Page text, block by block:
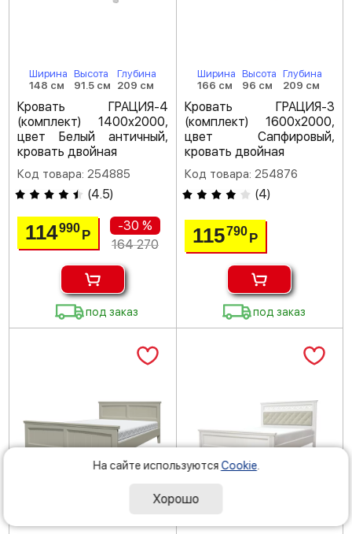
Ширина
148 см
Высота
91.5 см
Глубина
209 см
Кровать ГРАЦИЯ-4
(комплект) 1400х2000,
цвет Белый античный,
кровать двойная
Код товара: 254885
(4.5)
114990Р
-30 %
164 270
под заказ
Ширина
166 см
Высота
96 см
Глубина
209 см
Кровать ГРАЦИЯ-3
(комплект) 1600х2000,
цвет Сапфировый,
кровать двойная
Код товара: 254876
(4)
115790 Р
под заказ
На сайте используются Cookie
Хорошо